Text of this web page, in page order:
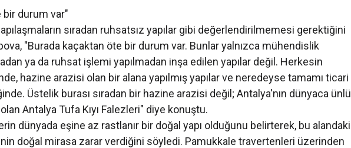
bir durum var"
sıradan ruhsatsız yapılar gibi değerlendirilmemesi gerektiğini
"Burada kaçaktan öte bir durum var. Bunlar yalnızca mühendislik
ya da ruhsat işlemi yapılmadan inşa edilen yapılar değil. Herkesin
hazine arazisi olan bir alana yapılmış yapılar ve neredeyse tamamı ticari
Üstelik burası sıradan bir hazine arazisi değil; Antalya'nın dünyaca ünlü
Antalya Tufa Kıyı Falezleri" diye konuştu.
dünyada eşine az rastlanır bir doğal yapı olduğunu belirterek, bu alandaki
doğal mirasa zarar verdiğini söyledi. Pamukkale travertenleri üzerinden